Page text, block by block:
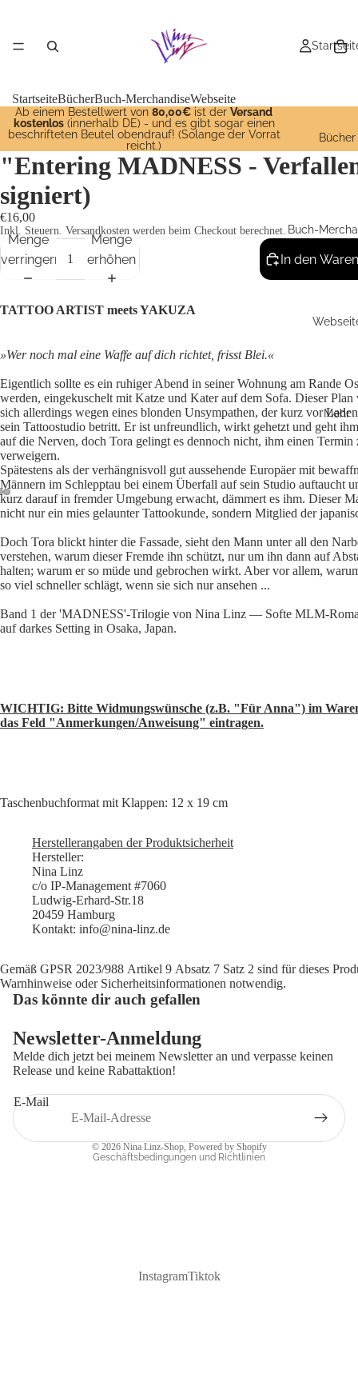
Bücher
Buch-
Mehr
StartseiteBücherBuch-MerchandiseWebseite
Ab einem Bestellwert von 80,00€ ist der Versand
kostenlos(innerhalb DE) - und es gibt sogar einen
beschrifteten Beutel obendrauf! (Solange der Vorrat
reicht.)
"Entering MADNESS -
signiert)
€16,00
Inkl. Steuern. Versandkosten werden beim Checkout berechnet.
Menge
verringern
Menge
erhöhen
In den
TATTOO ARTIST meets YAKUZA
»Wer noch mal eine Waffe auf dich richtet, frisst Blei.«
Eigentlich sollte es ein ruhiger Abend in seiner Wohnung am Rande
werden, eingekuschelt mit Katze und Kater auf dem Sofa. Dieser Plan
sich allerdings wegen eines blonden Unsympathen, der kurz vor
sein Tattoostudio betritt. Er ist unfreundlich, wirkt gehetzt und geht
auf die Nerven, doch Tora gelingt es dennoch nicht, ihm einen Termin
verweigern.
Spätestens als der verhängnisvoll gut aussehende Europäer mit
Männern im Schlepptau bei einem Überfall auf sein Studio auftaucht
kurz darauf in fremder Umgebung erwacht, dämmert es ihm. Dieser
nicht nur ein mies gelaunter Tattookunde, sondern Mitglied der
Doch Tora blickt hinter die Fassade, sieht den Mann unter all den
verstehen, warum dieser Fremde ihn schützt, nur um ihn dann auf
halten; warum er so müde und gebrochen wirkt. Aber vor allem,
so viel schneller schlägt, wenn sie sich nur ansehen ...
Band 1 der 'MADNESS'-Trilogie von Nina Linz — Softe MLM-
auf darkes Setting in Osaka, Japan.
WICHTIG: Bitte Widmungswünsche (z.B. "Für Anna") im
das Feld "Anmerkungen/Anweisung" eintragen.
Taschenbuchformat mit Klappen: 12 x 19 cm
Herstellerangaben der Produktsicherheit
Hersteller:
Nina Linz
c/o IP-Management #7060
Ludwig-Erhard-Str.18
20459 Hamburg
Kontakt: info@nina-linz.de
Gemäß GPSR 2023/988 Artikel 9 Absatz 7 Satz 2 sind für dieses
Warnhinweise oder Sicherheitsinformationen notwendig.
Das könnte dir auch gefallen
Newsletter-Anmeldung
Melde dich jetzt bei meinem Newsletter an und verpasse keinen
Release und keine Rabattaktion!
E-Mail
© 2026 Nina Linz-Shop, Powered by Shopify
Geschäftsbedingungen und Richtlinien
Datenschutzerklärung
Versand
InstagramTiktok